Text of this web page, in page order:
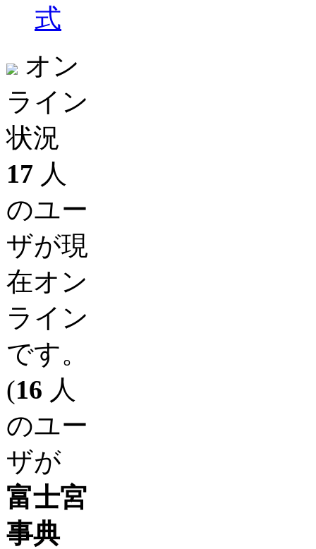
式
オン
ライン
状況
17 人
のユー
ザが現
在オン
ライン
です。
(16 人
のユー
ザが
富士宮
事典